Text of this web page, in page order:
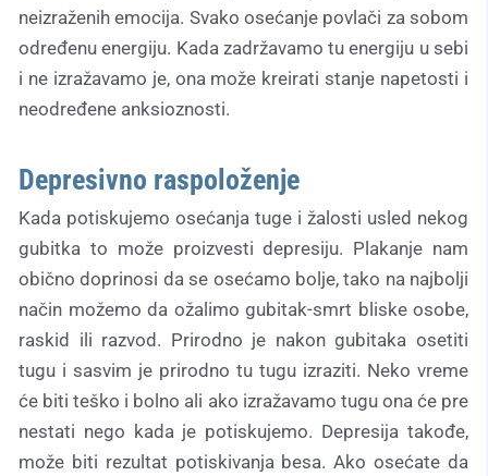
neizraženih emocija. Svako osećanje povlači za sobom
određenu energiju. Kada zadržavamo tu energiju u sebi
i ne izražavamo je, ona može kreirati stanje napetosti i
neodređene anksioznosti.
Depresivno raspoloženje
Kada potiskujemo osećanja tuge i žalosti usled nekog
gubitka to može proizvesti depresiju. Plakanje nam
obično doprinosi da se osećamo bolje, tako na najbolji
način možemo da ožalimo gubitak-smrt bliske osobe,
raskid ili razvod. Prirodno je nakon gubitaka osetiti
tugu i sasvim je prirodno tu tugu izraziti. Neko vreme
će biti teško i bolno ali ako izražavamo tugu ona će pre
nestati nego kada je potiskujemo. Depresija takođe,
može biti rezultat potiskivanja besa. Ako osećate da